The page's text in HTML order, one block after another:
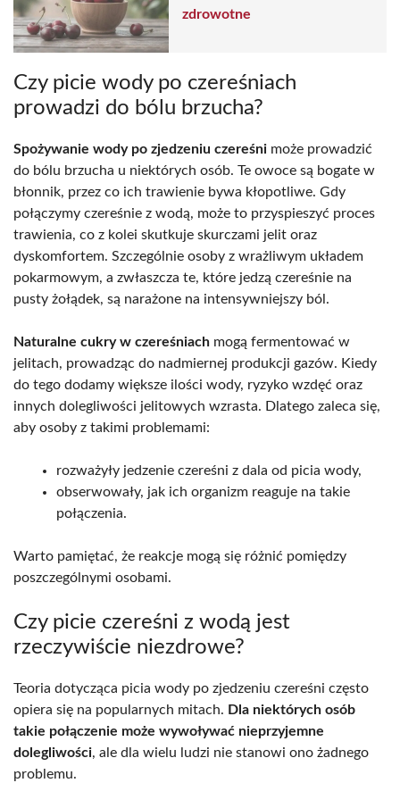
zdrowotne
Czy picie wody po czereśniach
prowadzi do bólu brzucha?
Spożywanie wody po zjedzeniu czereśni może prowadzić
do bólu brzucha u niektórych osób. Te owoce są bogate w
błonnik, przez co ich trawienie bywa kłopotliwe. Gdy
połączymy czereśnie z wodą, może to przyspieszyć proces
trawienia, co z kolei skutkuje skurczami jelit oraz
dyskomfortem. Szczególnie osoby z wrażliwym układem
pokarmowym, a zwłaszcza te, które jedzą czereśnie na
pusty żołądek, są narażone na intensywniejszy ból.
Naturalne cukry w czereśniach mogą fermentować w
jelitach, prowadząc do nadmiernej produkcji gazów. Kiedy
do tego dodamy większe ilości wody, ryzyko wzdęć oraz
innych dolegliwości jelitowych wzrasta. Dlatego zaleca się,
aby osoby z takimi problemami:
rozważyły jedzenie czereśni z dala od picia wody,
obserwowały, jak ich organizm reaguje na takie
połączenia.
Warto pamiętać, że reakcje mogą się różnić pomiędzy
poszczególnymi osobami.
Czy picie czereśni z wodą jest
rzeczywiście niezdrowe?
Teoria dotycząca picia wody po zjedzeniu czereśni często
opiera się na popularnych mitach. Dla niektórych osób
takie połączenie może wywoływać nieprzyjemne
dolegliwości, ale dla wielu ludzi nie stanowi ono żadnego
problemu.